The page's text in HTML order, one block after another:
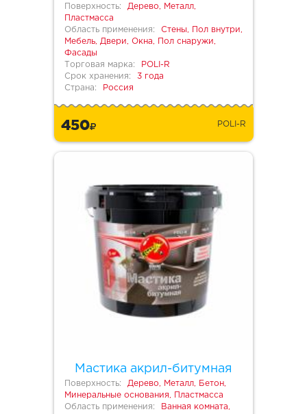
Поверхность:
Дерево, Металл,
Пластмасса
Область применения:
Стены, Пол внутри,
Мебель, Двери, Окна, Пол снаружи,
Фасады
Торговая марка:
POLI-R
Срок хранения:
3 года
Страна:
Россия
450 POLI-R
Мастика акрил-битумная
Поверхность:
Дерево, Металл, Бетон,
Минеральные основания, Пластмасса
Область применения:
Ванная комната,